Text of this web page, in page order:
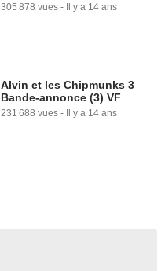
305 878 vues - Il y a 14 ans
Alvin et les Chipmunks 3
Bande-annonce (3) VF
231 688 vues - Il y a 14 ans